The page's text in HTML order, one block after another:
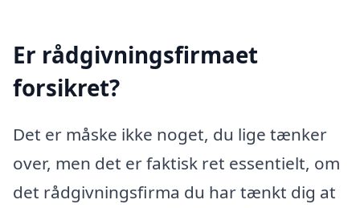
Er rådgivningsfirmaet
forsikret?
Det er måske ikke noget, du lige tænker
over, men det er faktisk ret essentielt, om
det rådgivningsfirma du har tænkt dig at